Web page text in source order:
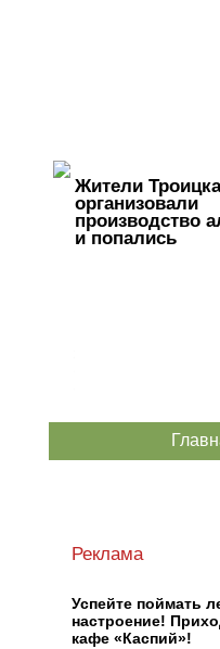
Жители Троицка
организовали
производство
и попались
Реклама
Успейте поймать
настроение!
кафе «Каспий»!